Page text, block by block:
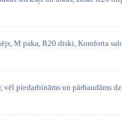
M paka, R20 diski, Komforta
vēl piedarbināms un pārbaudāms